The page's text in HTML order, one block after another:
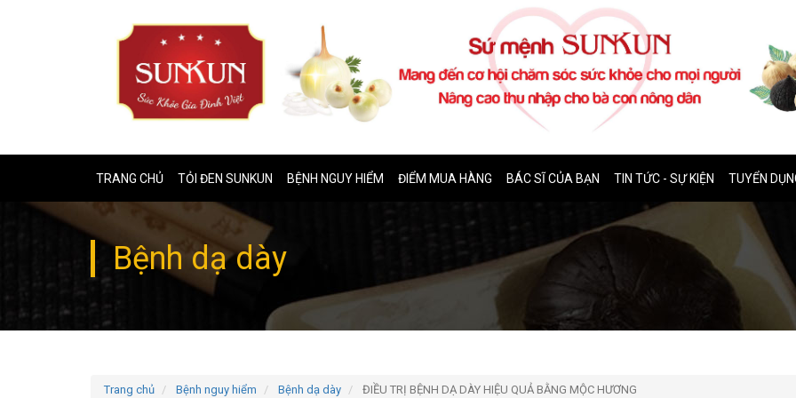
TRANG CHỦ TỎI ĐEN SUNKUN BỆNH NGUY HIỂM ĐIỂM MUA HÀNG BÁC SĨ CỦA BẠN TIN TỨC - SỰ KIỆN TUYỂN
Bệnh dạ dày
Trang chủ Bệnh nguy hiểm Bệnh dạ dày ĐIỀU TRỊ BỆNH DẠ DÀY HIỆU QUẢ BẰNG MỘC HƯƠNG